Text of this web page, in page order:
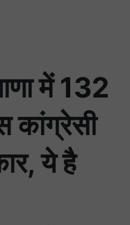
में 132
कांग्रेसी
ये है